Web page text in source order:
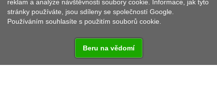
SPORTOVNÍ AREÁLY
reklam a analýze návštěvnosti soubory cookie. Informace, jak tyto
stránky používáte, jsou sdíleny se společností Google.
Používáním souhlasíte s použitím souborů cookie.
Beru na vědomí